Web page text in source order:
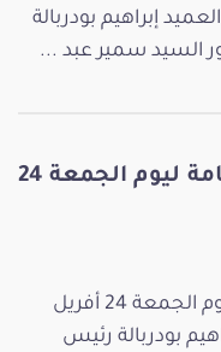
إبراهيم بودربالة
سمير عبد ...
ملخص فعاليات الجلسة العامة ليوم الجمعة 24
عقد مجلس نواب الشعب صباح اليوم الجمعة 24 أفريل
بودربالة رئيس